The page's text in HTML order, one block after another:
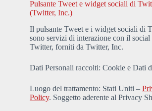
Pulsante Tweet e widget sociali di
(Twitter, Inc.)
Il pulsante Tweet e i widget sociali di
sono servizi di interazione con il
Twitter, forniti da Twitter, Inc.
Dati Personali raccolti: Cookie e Dati
Luogo del trattamento: Stati Uniti –
Policy. Soggetto aderente al Privacy